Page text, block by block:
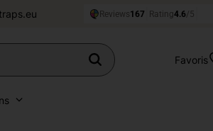
Favoris